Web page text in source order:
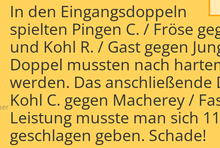
In den Eingangsdoppeln
spielten Pingen C. / Fröse
und Kohl R. / Gast gegen
Doppel mussten nach
werden. Das
Kohl C. gegen Macherey /
Leistung musste man sich
geschlagen geben. Schade!